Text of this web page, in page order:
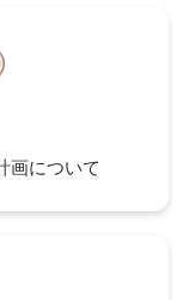
画について